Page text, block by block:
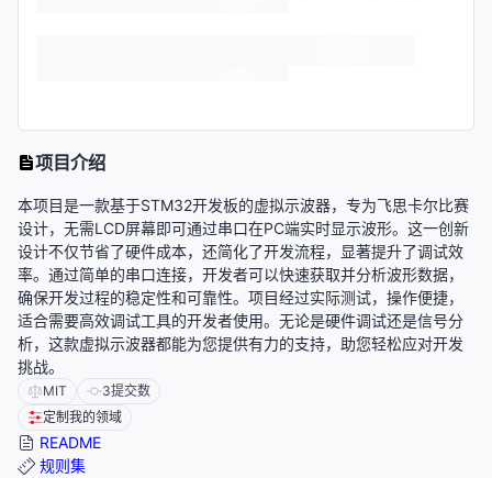
项目介绍
本项目是一款基于STM32开发板的虚拟示波器，专为飞思卡尔比赛
设计，无需LCD屏幕即可通过串口在PC端实时显示波形。这一创新
设计不仅节省了硬件成本，还简化了开发流程，显著提升了调试效
率。通过简单的串口连接，开发者可以快速获取并分析波形数据，
确保开发过程的稳定性和可靠性。项目经过实际测试，操作便捷，
适合需要高效调试工具的开发者使用。无论是硬件调试还是信号分
析，这款虚拟示波器都能为您提供有力的支持，助您轻松应对开发
挑战。
MIT 3提交数
定制我的领域
README
规则集